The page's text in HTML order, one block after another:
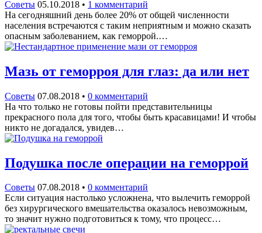
Советы 05.10.2018 • 1 комментарий
На сегодняшний день более 20% от общей численности
населения встречаются с таким неприятным и можно сказать
опасным заболеванием, как геморрой.…
Мазь от геморроя для глаз: да или нет
Советы 07.08.2018 • 0 комментарий
На что только не готовы пойти представительницы
прекрасного пола для того, чтобы быть красавицами! И чтобы
никто не догадался, увидев…
Подушка после операции на геморрой
Советы 07.08.2018 • 0 комментарий
Если ситуация настолько усложнена, что вылечить геморрой
без хирургического вмешательства оказалось невозможным,
то значит нужно подготовиться к тому, что процесс…